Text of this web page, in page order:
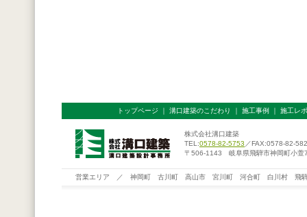
トップページ ｜ 溝口建築のこだわり ｜ 施工事例 ｜ 施工レ
株式会社溝口建築
TEL:0578-82-5753 ／FAX:0578-82-
〒506-1143 岐阜県飛騨市神岡町小萱
営業エリア ／ 神岡町 古川町 高山市 宮川町 河合町 白川村 飛